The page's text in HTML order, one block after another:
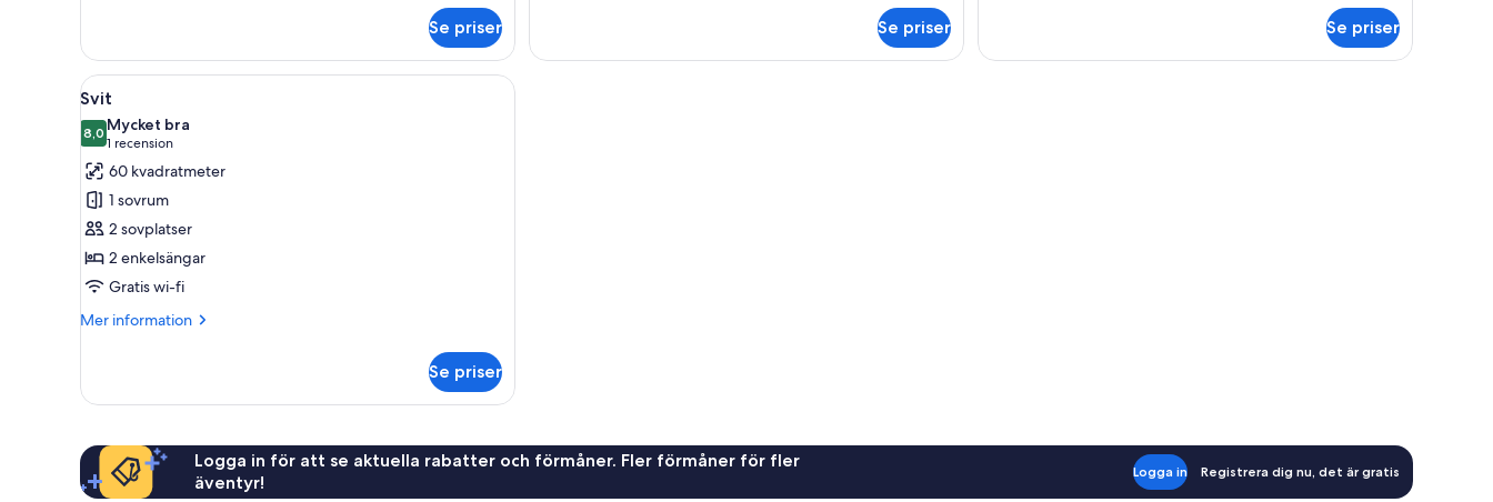
Morning
Double
Room
Se priser
Morning
Se priser
Morning
Se priser
Öppna
alla
foton
för
Svit
Ett hotellrum med en röd vägg, en säng med vita och mörkröda kuddar, ett nattduksbord med en lampa och en orkidéplanta.
7
Svit
8,08,0 av 10
Mycket bra
1 recension
(1 recension)
60 kvadratmeter
1 sovrum
2 sovplatser
2 enkelsängar
Gratis wi-fi
Mer information
Mer
Se priser
Logga in för att se aktuella rabatter och förmåner. Fler förmåner för fler
äventyr!
Logga in Registrera dig nu, det är gratis